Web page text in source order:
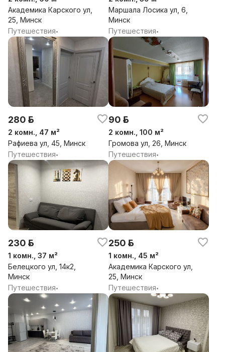
Академика Карского ул,
25, Минск
Путешествия•
Маршала Лосика ул, 6,
Минск
Путешествия•
280 р.
2 комн., 47 м²
Рафиева ул, 45, Минск
Путешествия•
90 р.
2 комн., 100 м²
Громова ул, 26, Минск
Путешествия•
230 р.
1 комн., 37 м²
Белецкого ул, 14к2,
Минск
Путешествия•
250 р.
1 комн., 45 м²
Академика Карского ул,
25, Минск
Путешествия•